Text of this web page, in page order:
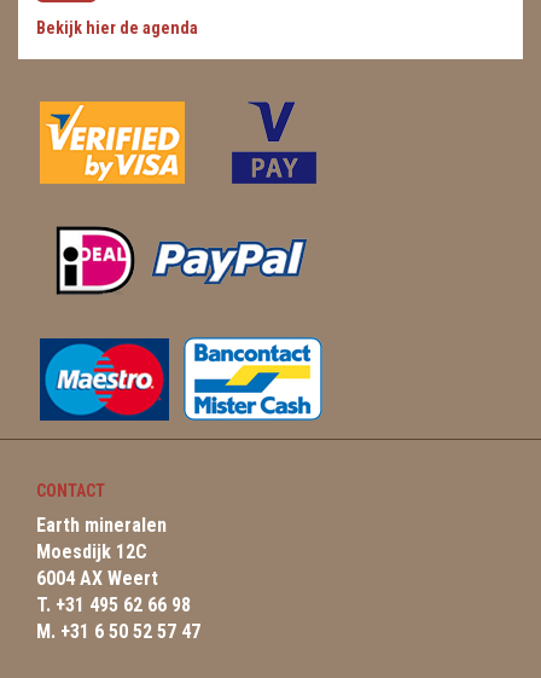
Bekijk hier de agenda
CONTACT
Earth mineralen
Moesdijk 12C
6004 AX Weert
T. +31 495 62 66 98
M. +31 6 50 52 57 47